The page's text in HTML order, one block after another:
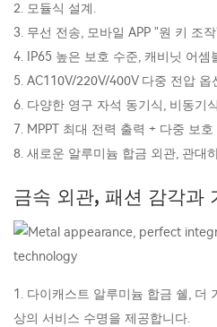
2. 모듈식 설계.
3. 무선 전송, 모바일 APP "원 키 조
4. IP65 높은 보호 수준, 캐비닛 어셈
5. AC110V/220V/400V 다중 전압 옵
6. 다양한 영구 자석 동기식, 비동기
7. MPPT 최대 전력 출력 + 다중 보호
8. 새로운 알루미늄 합금 외관, 관대
금속 외관, 패션 감각과
1. 다이캐스트 알루미늄 합금 쉘, 더
상의 서비스 수명을 제공합니다.